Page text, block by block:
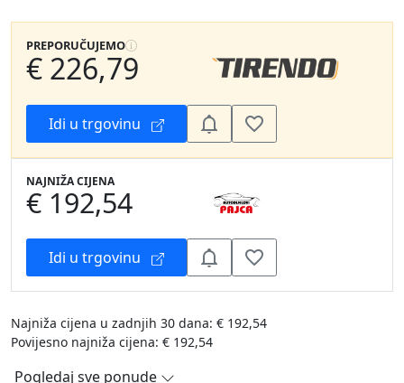
PREPORUČUJEMO
€ 226,79
Idi u trgovinu
NAJNIŽA CIJENA
€ 192,54
Idi u trgovinu
Najniža cijena u zadnjih 30 dana: € 192,54
Povijesno najniža cijena: € 192,54
Pogledaj sve ponude